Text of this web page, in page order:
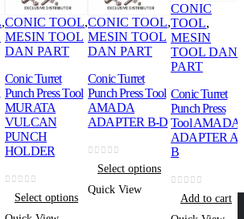
,CONIC TOOL,
MESIN TOOL
DAN PART
Conic Turret
Punch Press Tool
MURATA
VULCAN
PUNCH
HOLDER
out of 5
Select options
CONIC TOOL,
MESIN TOOL
DAN PART
Conic Turret
Punch Press Tool
AMADA
ADAPTER B-D
out of 5
Select options
Quick View
CONIC
TOOL,
MESIN
TOOL DAN
PART
Conic Turret
Punch Press
Tool AMADA
ADAPTER A-
B
out of 5
Add to cart